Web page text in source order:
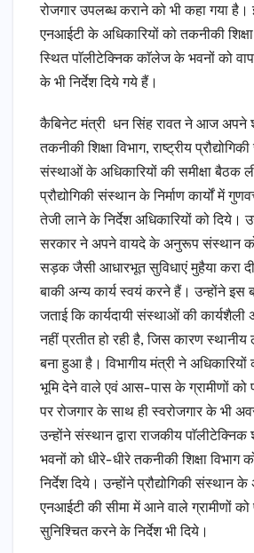
रोजगार उपलब्ध कराने को भी कहा गया
एनआईटी के अधिकारियों को तकनीकी
स्थित पाॅलीटेक्निक काॅलेज के भवनों को
के भी निर्देश दिये गये हैं।
कैबिनेट मंत्री धन सिंह रावत ने आज अपने
तकनीकी शिक्षा विभाग, राष्ट्रीय
संस्थाओं के अधिकारियों की समीक्षा बैठक
प्रौद्योगिकी संस्थान के निर्माण कार्यों में
तेजी लाने के निर्देश अधिकारियों को दिये।
सरकार ने अपने वायदे के अनुरूप संस्थान को
सड़क जैसी आधारभूत सुविधाएं मुहैया करा
बाकी अन्य कार्य स्वयं करने हैं। उन्होंने इस
जताई कि कार्यदायी संस्थाओं की
नहीं प्रतीत हो रही है, जिस कारण
बना हुआ है। विभागीय मंत्री ने अधिकारियों
भूमि देने वाले एवं आस-पास के ग्रामीणों को
पर रोजगार के साथ ही स्वरोजगार के भी
उन्होंने संस्थान द्वारा राजकीय
भवनों को धीरे-धीरे तकनीकी शिक्षा विभाग
निर्देश दिये। उन्होंने प्रौद्योगिकी संस्थान के
एनआईटी की सीमा में आने वाले ग्रामीणों
सुनिश्चित करने के निर्देश भी दिये।